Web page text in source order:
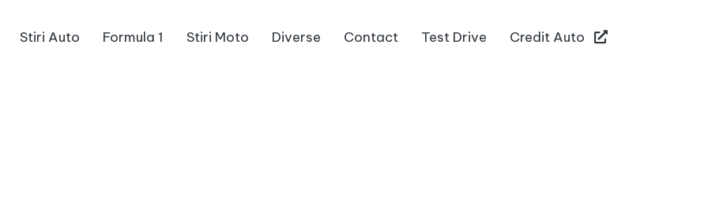
Stiri Auto Formula 1 Stiri Moto Diverse Contact Test Drive Credit Auto